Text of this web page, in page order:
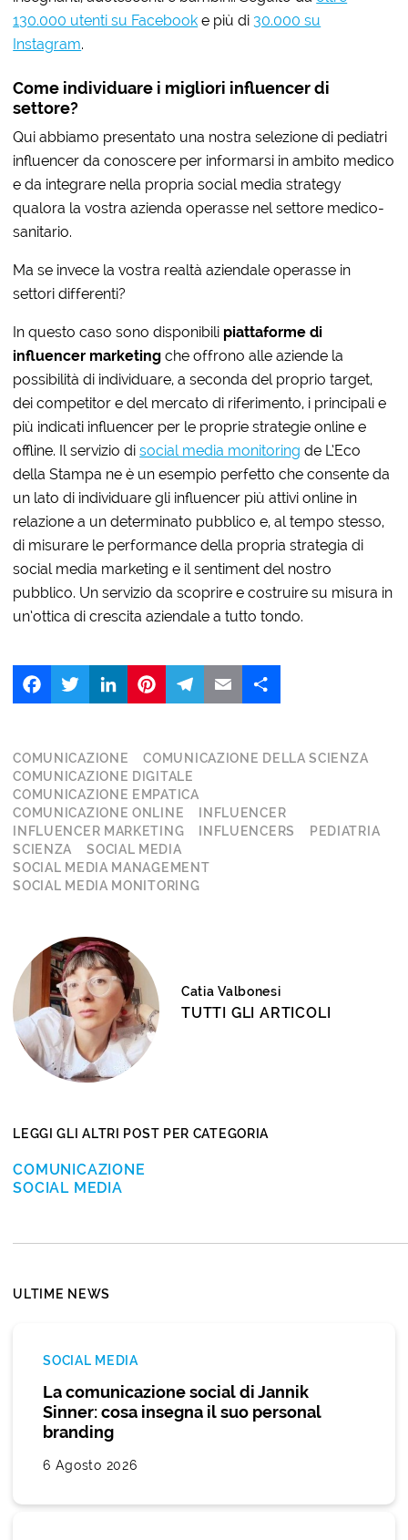
130.000 utenti su Facebook e più di 30.000 su
Instagram.
Come individuare i migliori influencer di
settore?
Qui abbiamo presentato una nostra selezione di pediatri
influencer da conoscere per informarsi in ambito medico
e da integrare nella propria social media strategy
qualora la vostra azienda operasse nel settore medico-
sanitario.
Ma se invece la vostra realtà aziendale operasse in
settori differenti?
In questo caso sono disponibili piattaforme di
influencer marketing che offrono alle aziende la
possibilità di individuare, a seconda del proprio target,
dei competitor e del mercato di riferimento, i principali e
più indicati influencer per le proprie strategie online e
offline. Il servizio disocial media monitoring de L’Eco
della Stampa ne è un esempio perfetto che consente da
un lato di individuare gli influencer più attivi online in
relazione a un determinato pubblico e, al tempo stesso,
di misurare le performance della propria strategia di
social media marketing e il sentiment del nostro
pubblico. Un servizio da scoprire e costruire su misura in
un’ottica di crescita aziendale a tutto tondo.
LinkedIn
COMUNICAZIONE
COMUNICAZIONE DELLA SCIENZA
COMUNICAZIONE DIGITALE
COMUNICAZIONE EMPATICA
COMUNICAZIONE ONLINE
INFLUENCER
INFLUENCER MARKETING
INFLUENCERS
PEDIATRIA
SCIENZA
SOCIAL MEDIA
SOCIAL MEDIA MANAGEMENT
SOCIAL MEDIA MONITORING
Catia Valbonesi
TUTTI GLI ARTICOLI
LEGGI GLI ALTRI POST PER CATEGORIA
COMUNICAZIONE
SOCIAL MEDIA
ULTIME NEWS
SOCIAL MEDIA
La comunicazione social di Jannik
Sinner: cosa insegna il suo personal
branding
6 Agosto 2026